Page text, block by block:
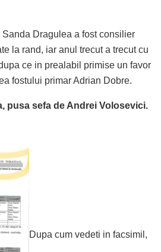
Sanda Dragulea a fost consilier
la rand, iar anul trecut a trecut cu
ce in prealabil primise un favor
fostului primar Adrian Dobre.
pusa sefa de Andrei Volosevici.
Dupa cum vedeti in facsimil,